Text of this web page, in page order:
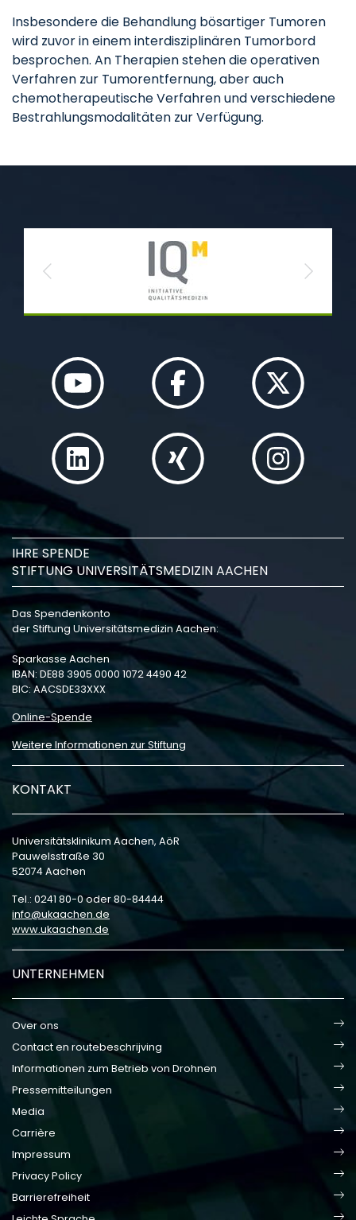
Insbesondere die Behandlung bösartiger Tumoren
wird zuvor in einem interdisziplinären Tumorbord
besprochen. An Therapien stehen die operativen
Verfahren zur Tumorentfernung, aber auch
chemotherapeutische Verfahren und verschiedene
Bestrahlungsmodalitäten zur Verfügung.
Previous Next
IHRE SPENDE
STIFTUNG UNIVERSITÄTSMEDIZIN AACHEN
Das Spendenkonto
der Stiftung Universitätsmedizin Aachen:
Sparkasse Aachen
IBAN: DE88 3905 0000 1072 4490 42
BIC: AACSDE33XXX
Online-Spende
Weitere Informationen zur Stiftung
KONTAKT
Universitätsklinikum Aachen, AöR
Pauwelsstraße 30
52074 Aachen
Tel.: 0241 80-0 oder 80-84444
info
ukaachen de
www.ukaachen.de
UNTERNEHMEN
Over ons
Contact en routebeschrijving
Informationen zum Betrieb von Drohnen
Pressemitteilungen
Media
Carrière
Impressum
Privacy Policy
Barrierefreiheit